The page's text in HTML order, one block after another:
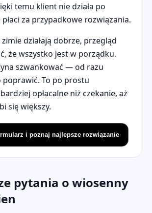
temu klient nie działa po
za przypadkowe rozwiązania.
zimie działają dobrze, przegląd
że wszystko jest w porządku.
szwankować — od razu
poprawić. To po prostu
opłacalne niż czekanie, aż
się większy.
i poznaj najlepsze rozwiązanie
pytania o wiosenny